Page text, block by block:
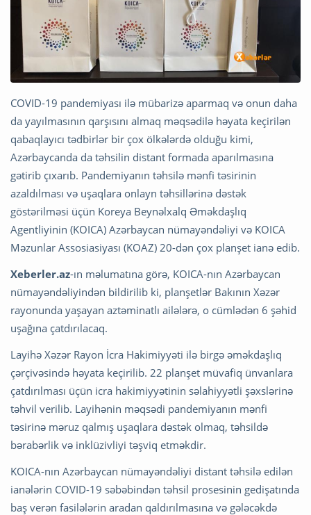
COVID-19 pandemiyası ilə mübarizə aparmaq və onun daha
da yayılmasının qarşısını almaq məqsədilə həyata keçirilən
qabaqlayıcı tədbirlər bir çox ölkələrdə olduğu kimi,
Azərbaycanda da təhsilin distant formada aparılmasına
gətirib çıxarıb. Pandemiyanın təhsilə mənfi təsirinin
azaldılması və uşaqlara onlayn təhsillərinə dəstək
göstərilməsi üçün Koreya Beynəlxalq Əməkdaşlıq
Agentliyinin (KOICA) Azərbaycan nümayəndəliyi və KOICA
Məzunlar Assosiasiyası (KOAZ) 20-dən çox planşet ianə edib.
Xeberler.az-ın məlumatına görə, KOICA-nın Azərbaycan
nümayəndəliyindən bildirilib ki, planşetlər Bakının Xəzər
rayonunda yaşayan aztəminatlı ailələrə, o cümlədən 6 şəhid
uşağına çatdırılacaq.
Layihə Xəzər Rayon İcra Hakimiyyəti ilə birgə əməkdaşlıq
çərçivəsində həyata keçirilib. 22 planşet müvafiq ünvanlara
çatdırılması üçün icra hakimiyyətinin səlahiyyətli şəxslərinə
təhvil verilib. Layihənin məqsədi pandemiyanın mənfi
təsirinə məruz qalmış uşaqlara dəstək olmaq, təhsildə
bərabərlik və inklüzivliyi təşviq etməkdir.
KOICA-nın Azərbaycan nümayəndəliyi distant təhsilə edilən
ianələrin COVID-19 səbəbindən təhsil prosesinin gedişatında
baş verən fasilələrin aradan qaldırılmasına və gələcəkdə